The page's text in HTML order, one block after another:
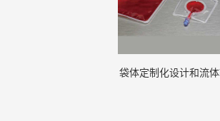
袋体定制化设计和流